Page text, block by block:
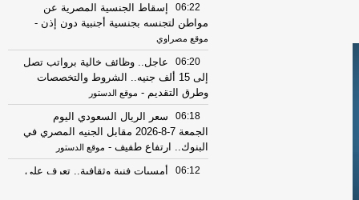
06:22
إسقاط الجنسية المصرية عن
مواطن لتجنسه بجنسية أجنبية دون إذن -
موقع مصراوي
06:20
عاجل.. وظائف خالية برواتب تصل
إلى 15 ألف جنيه.. الشروط والتخصصات
وطرق التقديم - موقع الدستور
06:18
سعر الريال السعودي اليوم
الجمعة 7-8-2026 مقابل الجنيه المصري في
البنوك.. ارتفاع طفيف - موقع الدستور
06:12
أمسيات فنية وثقافية.. تعرف على